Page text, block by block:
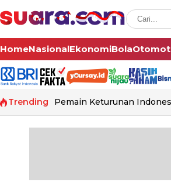
HomeNasionalEkonomiBola
Trending Pemain Keturunan